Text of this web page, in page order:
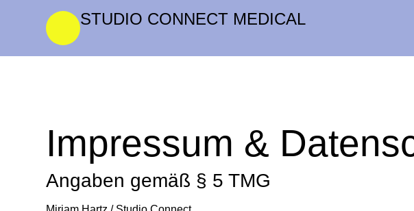
STUDIO CONNECT MEDICAL
Impressum &
Angaben gemäß § 5 TMG